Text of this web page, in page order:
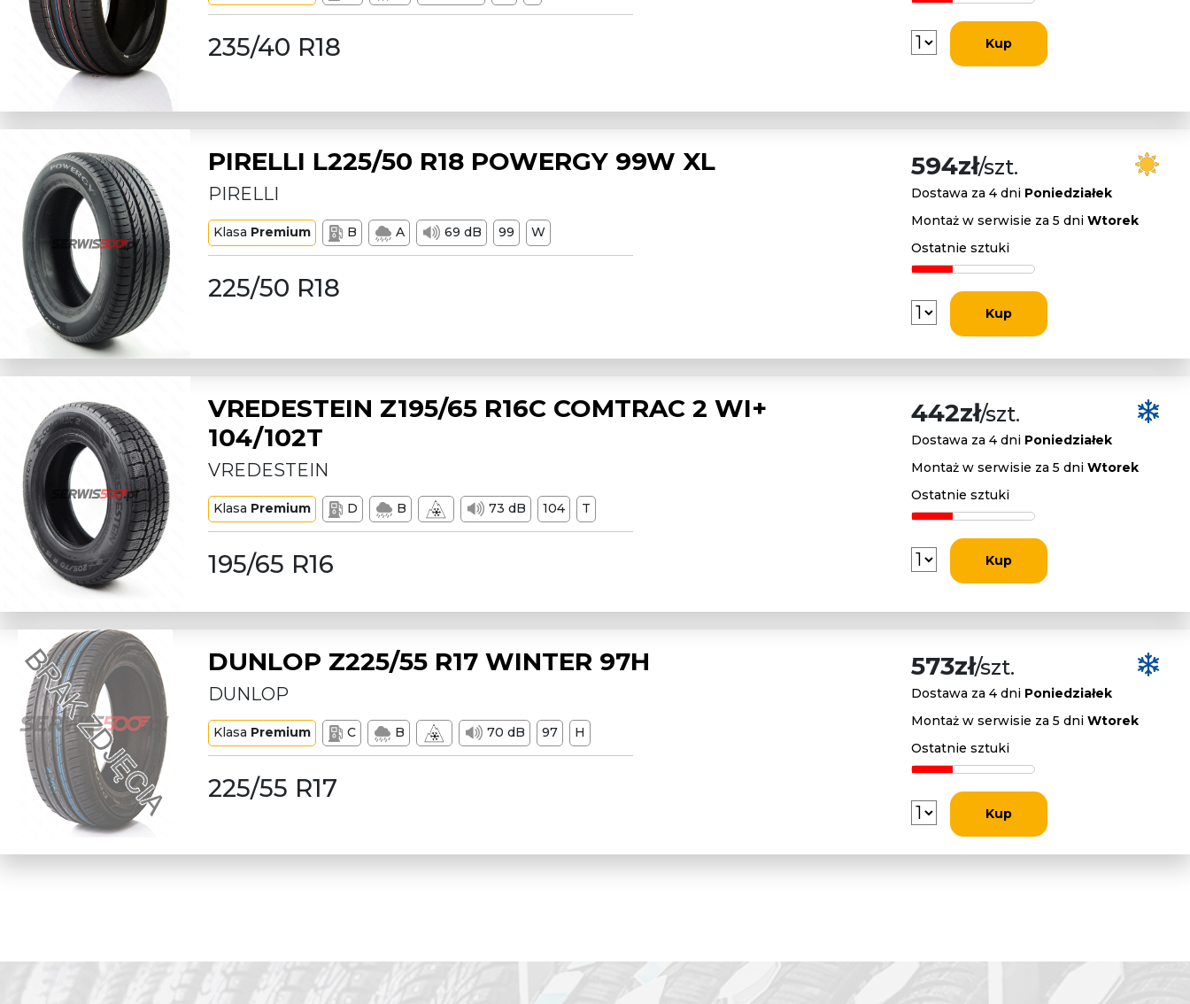
235/40 R18 Kup
PIRELLI L225/50 R18 POWERGY 99W XL
PIRELLI
Klasa Premium B A 69 dB 99 W
225/50 R18
594zł/szt.
Dostawa za 4 dni Poniedziałek
Montaż w serwisie za 5 dni Wtorek
Ostatnie sztuki
Kup
VREDESTEIN Z195/65 R16C COMTRAC 2 WI+
104/102T
VREDESTEIN
Klasa Premium D B 73 dB 104 T
195/65 R16
442zł/szt.
Dostawa za 4 dni Poniedziałek
Montaż w serwisie za 5 dni Wtorek
Ostatnie sztuki
Kup
DUNLOP Z225/55 R17 WINTER 97H
DUNLOP
Klasa Premium C B 70 dB 97 H
225/55 R17
573zł/szt.
Dostawa za 4 dni Poniedziałek
Montaż w serwisie za 5 dni Wtorek
Ostatnie sztuki
Kup